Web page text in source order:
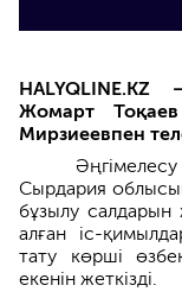
Жомарт
Мирзиеевпен
Сырдария
бұзылу
алған іс-
тату көрші
екенін жеткізді.